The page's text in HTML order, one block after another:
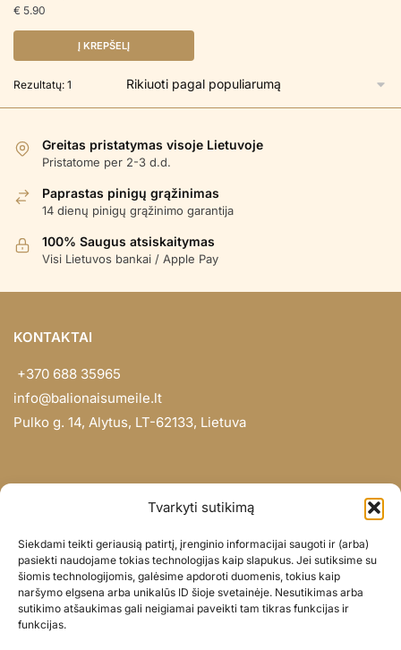
Tvarkyti sutikimą
Siekdami teikti geriausią patirtį, įrenginio informacijai saugoti ir (arba)
pasiekti naudojame tokias technologijas kaip slapukus. Jei sutiksime su
šiomis technologijomis, galėsime apdoroti duomenis, tokius kaip
naršymo elgsena arba unikalūs ID šioje svetainėje. Nesutikimas arba
sutikimo atšaukimas gali neigiamai paveikti tam tikras funkcijas ir
funkcijas.
€ 5.90
Į KREPŠELĮ
Rezultatų: 1
Greitas pristatymas visoje Lietuvoje
Pristatome per 2-3 d.d.
Paprastas pinigų grąžinimas
14 dienų pinigų grąžinimo garantija
100% Saugus atsiskaitymas
Visi Lietuvos bankai / Apple Pay
KONTAKTAI
+370 688 35965
info@balionaisumeile.lt
Pulko g. 14, Alytus, LT-62133, Lietuva
Didmena
Darbų portfolio
Privatumo politika
Parduotuvės politika